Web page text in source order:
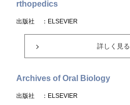
rthopedics
出版社 ：ELSEVIER
詳しく見る
Archives of Oral Biology
出版社 ：ELSEVIER